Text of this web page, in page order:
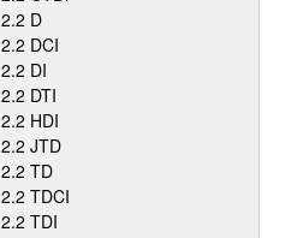
2.2 D
2.2 DCI
2.2 DI
2.2 DTI
2.2 HDI
2.2 JTD
2.2 TD
2.2 TDCI
2.2 TDI